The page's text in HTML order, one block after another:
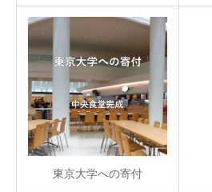
東京大学への寄付